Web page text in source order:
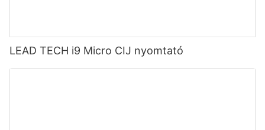
LEAD TECH i9 Micro CIJ nyomtató